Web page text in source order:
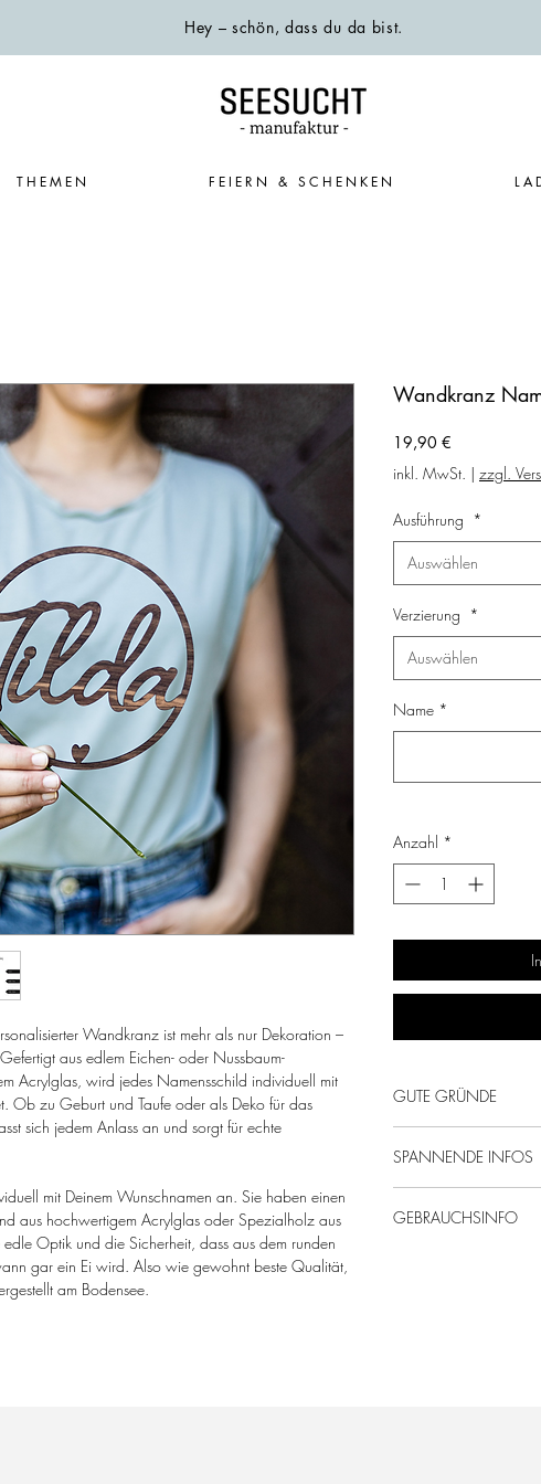
Hey – schön, dass du da bist.
THEMEN FEIERN & SCHENKEN
Wandkranz ist mehr als nur Dekoration –
aus edlem Eichen- oder Nussbaum-
Acrylglas, wird jedes Namensschild individuell mit
Ob zu Geburt und Taufe oder als Deko für das
sich jedem Anlass an und sorgt für echte
mit Deinem Wunschnamen an. Sie haben einen
aus hochwertigem Acrylglas oder Spezialholz aus
Optik und die Sicherheit, dass aus dem runden
gar ein Ei wird. Also wie gewohnt beste Qualität,
am Bodensee.
Wandkranz
19,90 €
inkl. MwSt. | zzgl.
Ausführung *
Auswählen
Verzierung *
Auswählen
Name *
Anzahl *
GUTE GRÜNDE
Mega persönliches
Nachhaltige &
SPANNENDE INFOS
geölt mit
GEBRAUCHSINFO